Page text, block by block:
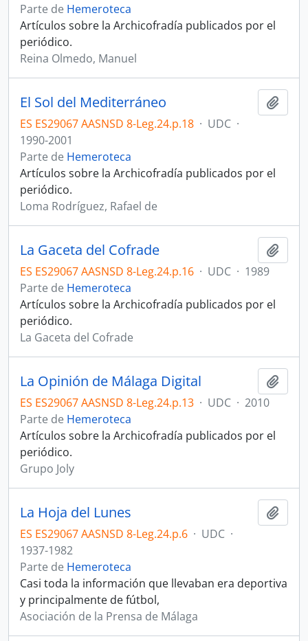
Parte de Hemeroteca
Artículos sobre la Archicofradía publicados por el
periódico.
Reina Olmedo, Manuel
El Sol del Mediterráneo
ES ES29067 AASNSD 8-Leg.24.p.18 · UDC ·
1990-2001
Parte de Hemeroteca
Artículos sobre la Archicofradía publicados por el
periódico.
Loma Rodríguez, Rafael de
La Gaceta del Cofrade
ES ES29067 AASNSD 8-Leg.24.p.16 · UDC · 1989
Parte de Hemeroteca
Artículos sobre la Archicofradía publicados por el
periódico.
La Gaceta del Cofrade
La Opinión de Málaga Digital
ES ES29067 AASNSD 8-Leg.24.p.13 · UDC · 2010
Parte de Hemeroteca
Artículos sobre la Archicofradía publicados por el
periódico.
Grupo Joly
La Hoja del Lunes
ES ES29067 AASNSD 8-Leg.24.p.6 · UDC ·
1937-1982
Parte de Hemeroteca
Casi toda la información que llevaban era deportiva
y principalmente de fútbol,
Asociación de la Prensa de Málaga